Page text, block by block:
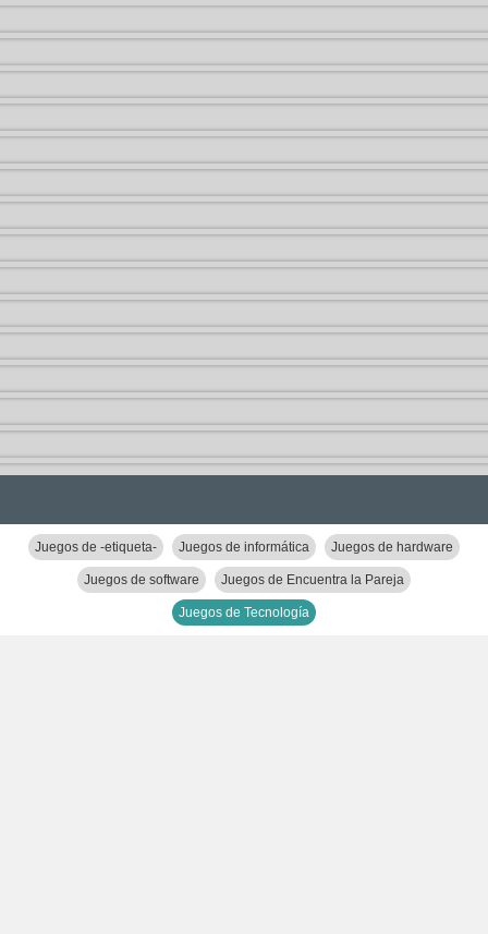
Juegos de -etiqueta- Juegos de informática Juegos de hardware
Juegos de software Juegos de Encuentra la Pareja
Juegos de Tecnología